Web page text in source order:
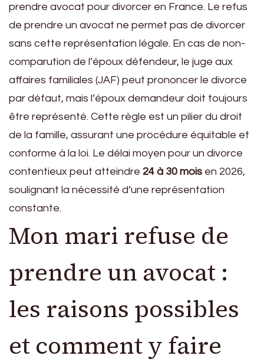
prendre avocat pour divorcer en France. Le refus
de prendre un avocat ne permet pas de divorcer
sans cette représentation légale. En cas de non-
comparution de l’époux défendeur, le juge aux
affaires familiales (JAF) peut prononcer le divorce
par défaut, mais l’époux demandeur doit toujours
être représenté. Cette règle est un pilier du droit
de la famille, assurant une procédure équitable et
conforme à la loi. Le délai moyen pour un divorce
contentieux peut atteindre 24 à 30 mois en 2026,
soulignant la nécessité d’une représentation
constante.
Mon mari refuse de
prendre un avocat :
les raisons possibles
et comment y faire